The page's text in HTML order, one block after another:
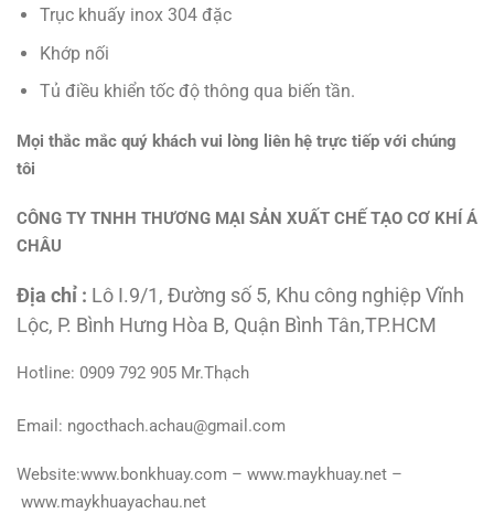
Trục khuấy inox 304 đặc
Khớp nối
Tủ điều khiển tốc độ thông qua biến tần.
Mọi thắc mắc quý khách vui lòng liên hệ trực tiếp với chúng
tôi
CÔNG TY TNHH THƯƠNG MẠI SẢN XUẤT CHẾ TẠO CƠ KHÍ Á
CHÂU
Địa chỉ : Lô I.9/1, Đường số 5, Khu công nghiệp Vĩnh
Lộc, P. Bình Hưng Hòa B, Quận Bình Tân,TP.HCM
Hotline: 0909 792 905 Mr.Thạch
Email: ngocthach.achau@gmail.com
Website:www.bonkhuay.com – www.maykhuay.net –
www.maykhuayachau.net